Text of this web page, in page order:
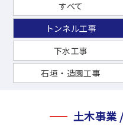
すべて
トンネル工事
下水工事
石垣・造園工事
土木事業